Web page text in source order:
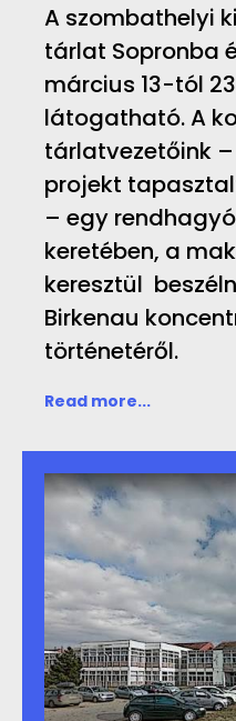
A szombathelyi
tárlat Sopronba
március 13-tól
látogatható. A
tárlatvezetőink –
projekt
– egy
keretében, a
keresztül
Birkenau
történetéről.
Read more...